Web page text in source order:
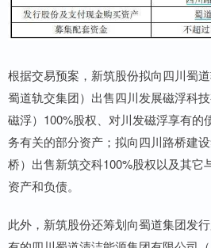
根据交易预案，新筑股份拟向四川蜀
蜀道轨交集团）出售四川发展磁浮科
磁浮）100%股权、对川发磁浮享有的
务有关的部分资产；拟向四川路桥建
桥）出售新筑交科100%股权以及其它
资产和负债。
此外，新筑股份还筹划向蜀道集团发